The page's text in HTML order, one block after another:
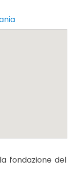
fondazione del